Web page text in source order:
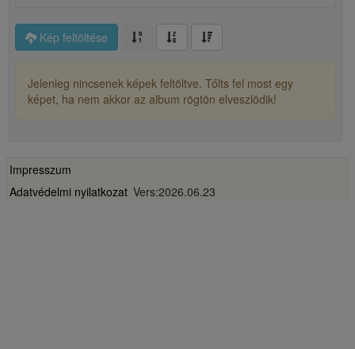
Kép feltöltése
Jelenleg nincsenek képek feltöltve. Tőlts fel most egy
képet, ha nem akkor az album rögtön elveszlödik!
Impresszum
Adatvédelmi nyilatkozat Vers:2026.06.23